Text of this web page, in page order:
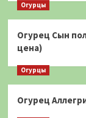
Огурцы
Огурец Сын
цена)
Огурцы
Огурец